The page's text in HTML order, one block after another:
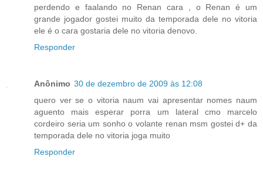
perdendo e faalando no Renan cara , o Renan é um
grande jogador gostei muito da temporada dele no vitoria
ele é o cara gostaria dele no vitoria denovo.
Responder
Anônimo 30 de dezembro de 2009 às 12:08
quero ver se o vitoria naum vai apresentar nomes naum
aguento mais esperar porra um lateral cmo marcelo
cordeiro seria um sonho o volante renan msm gostei d+ da
temporada dele no vitoria joga muito
Responder